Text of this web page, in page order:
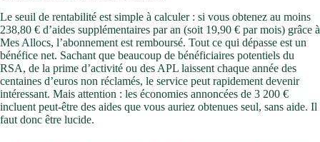
Le seuil de rentabilité est simple à calculer : si vous obtenez au moins
238,80 € d’aides supplémentaires par an (soit 19,90 € par mois) grâce à
Mes Allocs, l’abonnement est remboursé. Tout ce qui dépasse est un
bénéfice net. Sachant que beaucoup de bénéficiaires potentiels du
RSA, de la prime d’activité ou des APL laissent chaque année des
centaines d’euros non réclamés, le service peut rapidement devenir
intéressant. Mais attention : les économies annoncées de 3 200 €
incluent peut-être des aides que vous auriez obtenues seul, sans aide. Il
faut donc être lucide.